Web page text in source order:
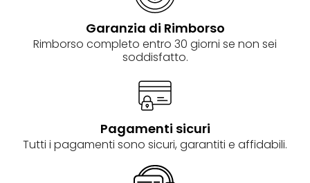
Garanzia di Rimborso
Rimborso completo entro 30 giorni se non sei
soddisfatto.
Pagamenti sicuri
Tutti i pagamenti sono sicuri, garantiti e affidabili.